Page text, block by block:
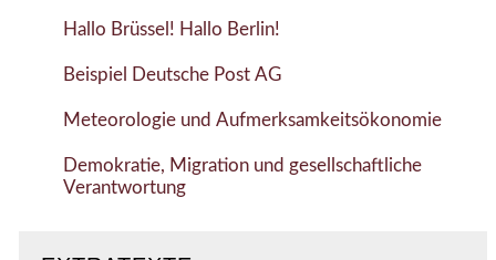
Hallo Brüssel! Hallo Berlin!
Beispiel Deutsche Post AG
Meteorologie und Aufmerksamkeitsökonomie
Demokratie, Migration und gesellschaftliche
Verantwortung